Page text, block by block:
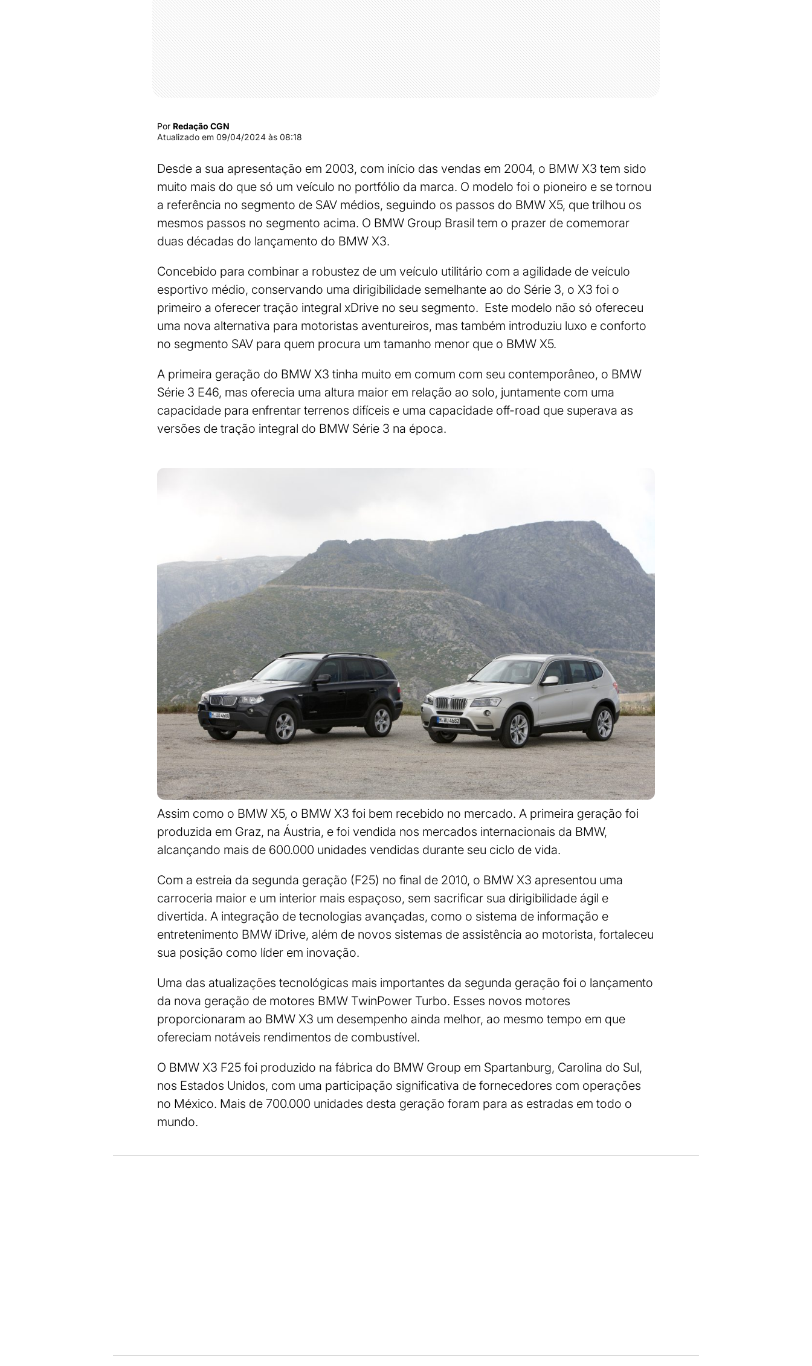
Por Redação CGN
Atualizado em 09/04/2024 às 08:18
Desde a sua apresentação em 2003, com início das vendas em 2004, o BMW X3 tem sido
muito mais do que só um veículo no portfólio da marca. O modelo foi o pioneiro e se tornou
a referência no segmento de SAV médios, seguindo os passos do BMW X5, que trilhou os
mesmos passos no segmento acima. O BMW Group Brasil tem o prazer de comemorar
duas décadas do lançamento do BMW X3.
Concebido para combinar a robustez de um veículo utilitário com a agilidade de veículo
esportivo médio, conservando uma dirigibilidade semelhante ao do Série 3, o X3 foi o
primeiro a oferecer tração integral xDrive no seu segmento. Este modelo não só ofereceu
uma nova alternativa para motoristas aventureiros, mas também introduziu luxo e conforto
no segmento SAV para quem procura um tamanho menor que o BMW X5.
A primeira geração do BMW X3 tinha muito em comum com seu contemporâneo, o BMW
Série 3 E46, mas oferecia uma altura maior em relação ao solo, juntamente com uma
capacidade para enfrentar terrenos difíceis e uma capacidade off-road que superava as
versões de tração integral do BMW Série 3 na época.
Assim como o BMW X5, o BMW X3 foi bem recebido no mercado. A primeira geração foi
produzida em Graz, na Áustria, e foi vendida nos mercados internacionais da BMW,
alcançando mais de 600.000 unidades vendidas durante seu ciclo de vida.
Com a estreia da segunda geração (F25) no final de 2010, o BMW X3 apresentou uma
carroceria maior e um interior mais espaçoso, sem sacrificar sua dirigibilidade ágil e
divertida. A integração de tecnologias avançadas, como o sistema de informação e
entretenimento BMW iDrive, além de novos sistemas de assistência ao motorista, fortaleceu
sua posição como líder em inovação.
Uma das atualizações tecnológicas mais importantes da segunda geração foi o lançamento
da nova geração de motores BMW TwinPower Turbo. Esses novos motores
proporcionaram ao BMW X3 um desempenho ainda melhor, ao mesmo tempo em que
ofereciam notáveis rendimentos de combustível.
O BMW X3 F25 foi produzido na fábrica do BMW Group em Spartanburg, Carolina do Sul,
nos Estados Unidos, com uma participação significativa de fornecedores com operações
no México. Mais de 700.000 unidades desta geração foram para as estradas em todo o
mundo.